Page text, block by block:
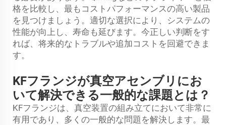
格を比較し、最もコストパフォーマンスの高い製品
を見つけましょう。適切な選択により、システムの
性能が向上し、寿命も延びます。今正しい判断をす
れば、将来的なトラブルや追加コストを回避できま
す。
KFフランジが真空アセンブリにお
いて解決できる一般的な課題とは？
KFフランジは、真空装置の組み立てにおいて非常に
有用であり、多くの一般的な問題を解決します。最